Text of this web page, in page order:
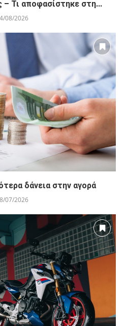
– Τι αποφασίστηκε στη...
08/2026
δάνεια στην αγορά
07/2026